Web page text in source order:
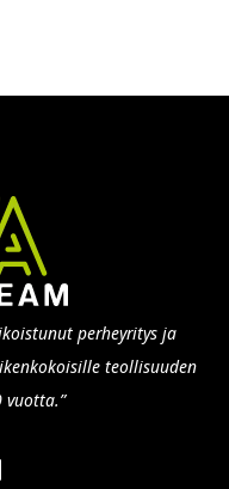
perheyritys ja
teollisuuden